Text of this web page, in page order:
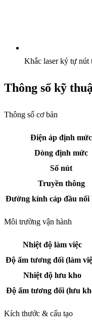
Khắc laser ký tự nút
Thông số kỹ
Thông số cơ bản
Điện áp định mức
Dòng định mức
Số nút
Truyền thông
Đường kính cáp đầu nối
Môi trường vận hành
Nhiệt độ làm việc
Độ ẩm tương đối (làm
Nhiệt độ lưu kho
Độ ẩm tương đối (lưu
Kích thước & cấu tạo